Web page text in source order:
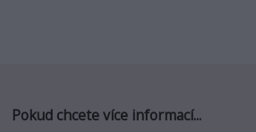
Pokud chcete více informací...